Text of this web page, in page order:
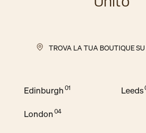
TROVA LA TUA BOUTIQUE
Edinburgh Leeds
London